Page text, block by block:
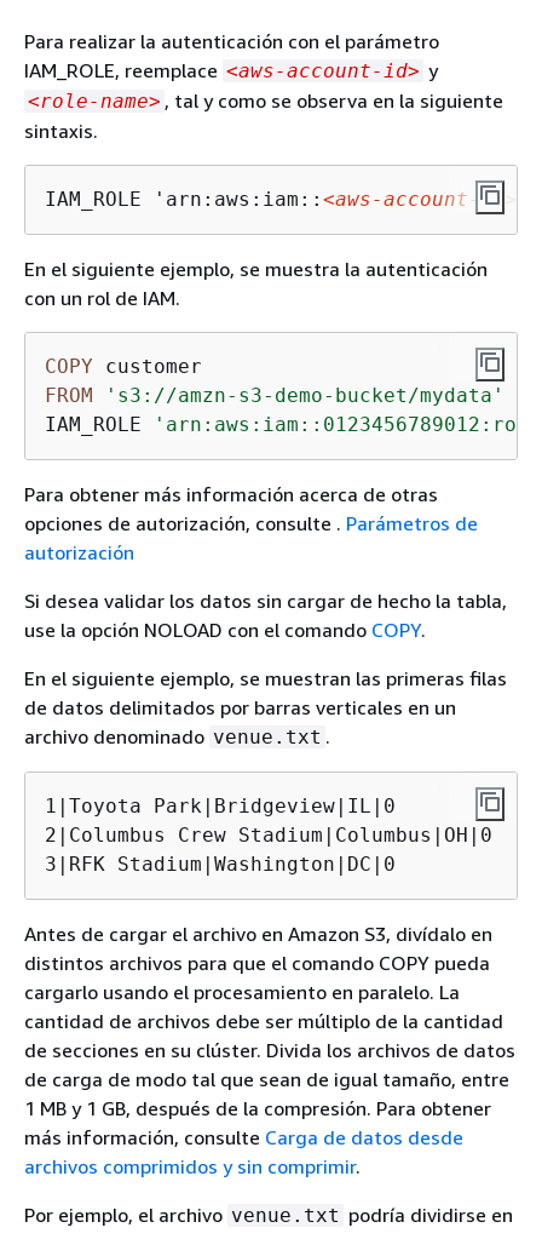
Para realizar la autenticación con el parámetro
IAM_ROLE, reemplace <aws-account-id> y
<role-name> , tal y como se observa en la siguiente
sintaxis.
IAM_ROLE 'arn:aws:iam:: <aws-account-id>
En el siguiente ejemplo, se muestra la autenticación
con un rol de IAM.
COPY
FROM
's3://amzn-s3-demo-bucket/mydata'
IAM_ROLE
Para obtener más información acerca de otras
opciones de autorización, consulte . Parámetros de
autorización
Si desea validar los datos sin cargar de hecho la tabla,
use la opción NOLOAD con el comando COPY.
En el siguiente ejemplo, se muestran las primeras filas
de datos delimitados por barras verticales en un
archivo denominado venue.txt .
1|Toyota Park|Bridgeview|IL|0
2|Columbus Crew Stadium|Columbus|OH|0
3|RFK Stadium|Washington|DC|0
Antes de cargar el archivo en Amazon S3, divídalo en
distintos archivos para que el comando COPY pueda
cargarlo usando el procesamiento en paralelo. La
cantidad de archivos debe ser múltiplo de la cantidad
de secciones en su clúster. Divida los archivos de datos
de carga de modo tal que sean de igual tamaño, entre
1 MB y 1 GB, después de la compresión. Para obtener
más información, consulte Carga de datos desde
archivos comprimidos y sin comprimir.
Por ejemplo, el archivo venue.txt podría dividirse en